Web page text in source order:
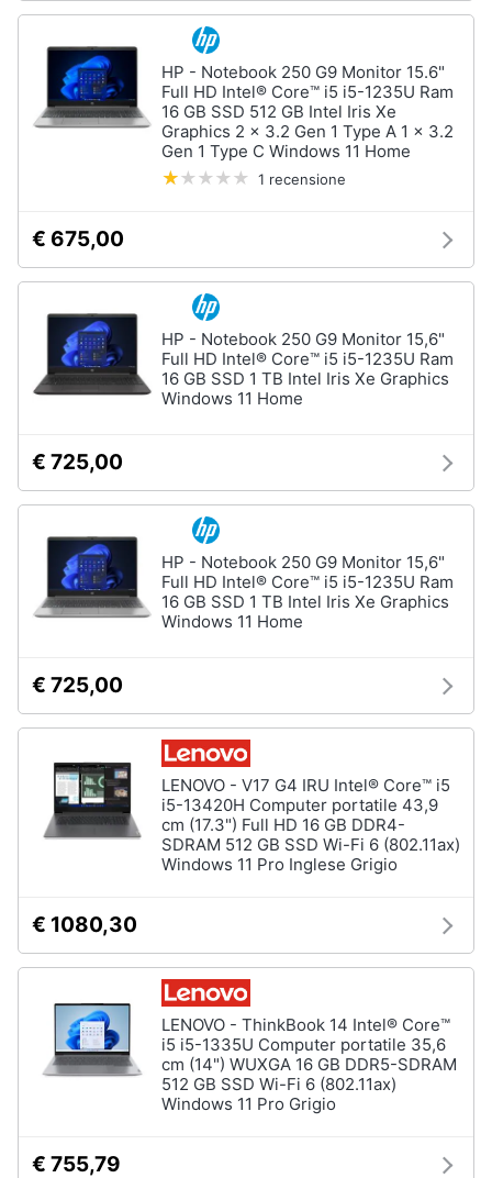
HP - Notebook 250 G9 Monitor 15.6"
Full HD Intel® Core™ i5 i5-1235U Ram
16 GB SSD 512 GB Intel Iris Xe
Graphics 2 x 3.2 Gen 1 Type A 1 x 3.2
Gen 1 Type C Windows 11 Home
1 recensione
€ 675,00
HP - Notebook 250 G9 Monitor 15,6"
Full HD Intel® Core™ i5 i5-1235U Ram
16 GB SSD 1 TB Intel Iris Xe Graphics
Windows 11 Home
€ 725,00
HP - Notebook 250 G9 Monitor 15,6"
Full HD Intel® Core™ i5 i5-1235U Ram
16 GB SSD 1 TB Intel Iris Xe Graphics
Windows 11 Home
€ 725,00
LENOVO - V17 G4 IRU Intel® Core™ i5
i5-13420H Computer portatile 43,9
cm (17.3") Full HD 16 GB DDR4-
SDRAM 512 GB SSD Wi-Fi 6 (802.11ax)
Windows 11 Pro Inglese Grigio
€ 1080,30
LENOVO - ThinkBook 14 Intel® Core™
i5 i5-1335U Computer portatile 35,6
cm (14") WUXGA 16 GB DDR5-SDRAM
512 GB SSD Wi-Fi 6 (802.11ax)
Windows 11 Pro Grigio
€ 755,79